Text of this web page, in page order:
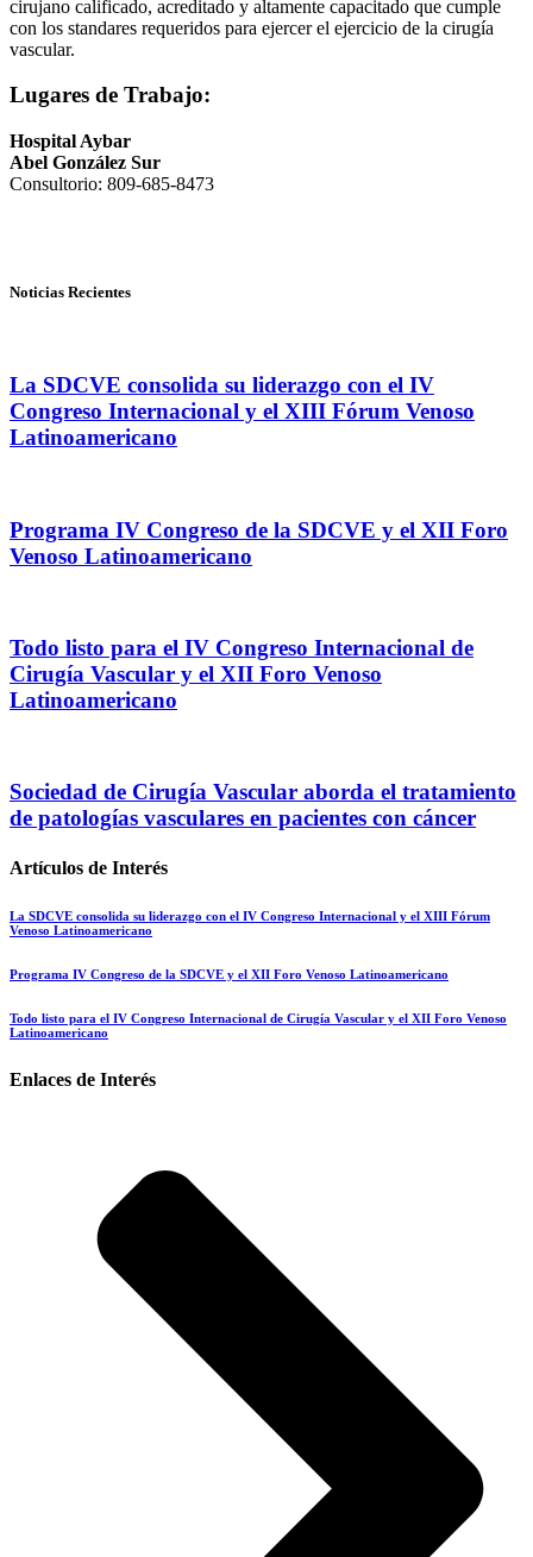
cirujano calificado, acreditado y altamente capacitado que cumple
con los standares requeridos para ejercer el ejercicio de la cirugía
vascular.
Lugares de Trabajo:
Hospital Aybar
Abel González Sur
Consultorio: 809-685-8473
Noticias Recientes
La SDCVE consolida su liderazgo con el IV
Congreso Internacional y el XIII Fórum Venoso
Latinoamericano
Programa IV Congreso de la SDCVE y el XII Foro
Venoso Latinoamericano
Todo listo para el IV Congreso Internacional de
Cirugía Vascular y el XII Foro Venoso
Latinoamericano
Sociedad de Cirugía Vascular aborda el tratamiento
de patologías vasculares en pacientes con cáncer
Artículos de Interés
La SDCVE consolida su liderazgo con el IV Congreso Internacional y el XIII Fórum
Venoso Latinoamericano
Programa IV Congreso de la SDCVE y el XII Foro Venoso Latinoamericano
Todo listo para el IV Congreso Internacional de Cirugía Vascular y el XII Foro Venoso
Latinoamericano
Enlaces de Interés